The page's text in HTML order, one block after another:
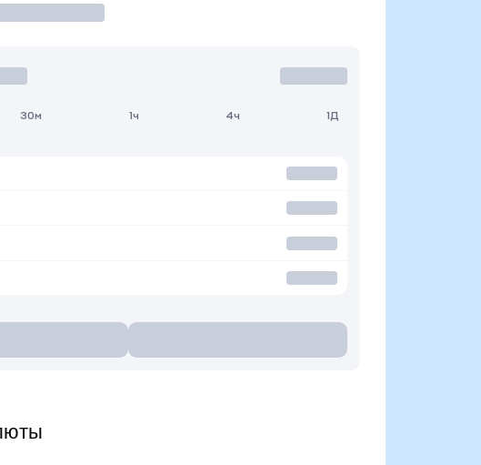
30м 1ч 4ч 1Д